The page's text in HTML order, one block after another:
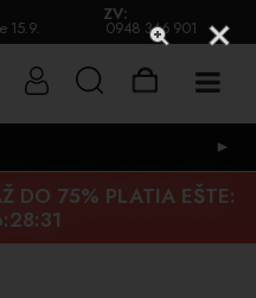
15.9.
ZV:
0948 346 901
►
DO 75% PLATIA EŠTE: